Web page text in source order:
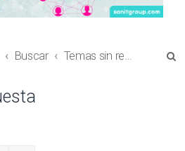
Buscar Temas sin respuesta